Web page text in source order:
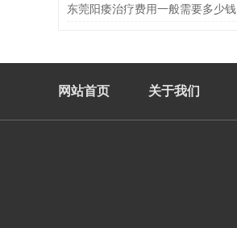
里
东莞阳痿治疗费用一般需要多少钱
网站首页 关于我们